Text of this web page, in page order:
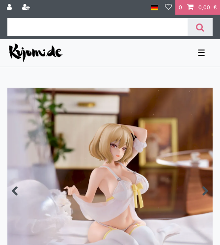
0 0,00 €
☰